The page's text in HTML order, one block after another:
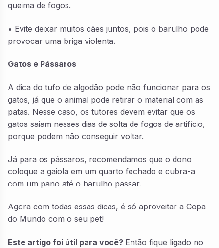
queima de fogos.
• Evite deixar muitos cães juntos, pois o barulho pode
provocar uma briga violenta.
Gatos e Pássaros
A dica do tufo de algodão pode não funcionar para os
gatos, já que o animal pode retirar o material com as
patas. Nesse caso, os tutores devem evitar que os
gatos saiam nesses dias de solta de fogos de artifício,
porque podem não conseguir voltar.
Já para os pássaros, recomendamos que o dono
coloque a gaiola em um quarto fechado e cubra-a
com um pano até o barulho passar.
Agora com todas essas dicas, é só aproveitar a Copa
do Mundo com o seu pet!
Este artigo foi útil para você? Então fique ligado no